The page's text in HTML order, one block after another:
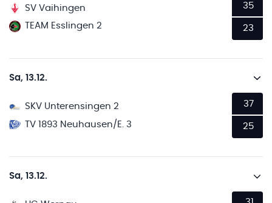
SV Vaihingen
TEAM Esslingen 2
35
23
Sa, 13.12.
SKV Unterensingen 2
TV 1893 Neuhausen/E. 3
37
25
Sa, 13.12.